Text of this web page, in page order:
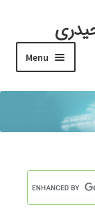
Menu